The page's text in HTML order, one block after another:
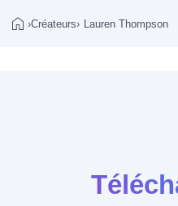
›Créateurs› Lauren Thompson